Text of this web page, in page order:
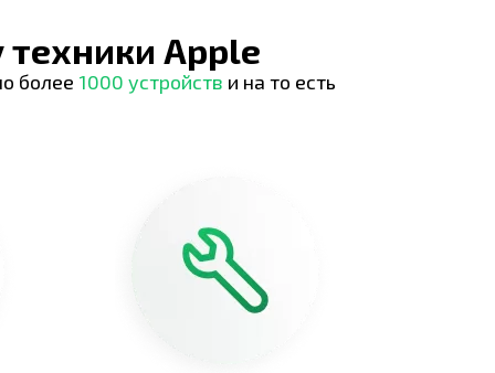
Apple
более 1000 устройств и на то есть